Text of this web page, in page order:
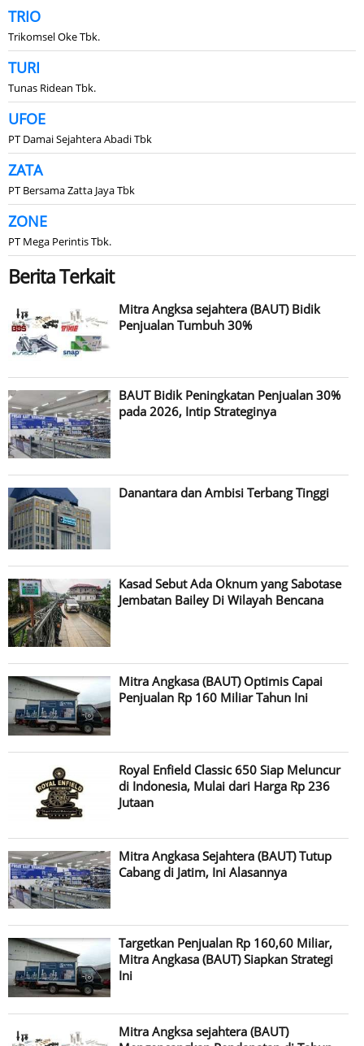
TRIO
Trikomsel Oke Tbk.
TURI
Tunas Ridean Tbk.
UFOE
PT Damai Sejahtera Abadi Tbk
ZATA
PT Bersama Zatta Jaya Tbk
ZONE
PT Mega Perintis Tbk.
Berita Terkait
Mitra Angksa sejahtera (BAUT) Bidik
Penjualan Tumbuh 30%
BAUT Bidik Peningkatan Penjualan 30%
pada 2026, Intip Strateginya
Danantara dan Ambisi Terbang Tinggi
Kasad Sebut Ada Oknum yang Sabotase
Jembatan Bailey Di Wilayah Bencana
Mitra Angkasa (BAUT) Optimis Capai
Penjualan Rp 160 Miliar Tahun Ini
Royal Enfield Classic 650 Siap Meluncur
di Indonesia, Mulai dari Harga Rp 236
Jutaan
Mitra Angkasa Sejahtera (BAUT) Tutup
Cabang di Jatim, Ini Alasannya
Targetkan Penjualan Rp 160,60 Miliar,
Mitra Angkasa (BAUT) Siapkan Strategi
Ini
Mitra Angksa sejahtera (BAUT)